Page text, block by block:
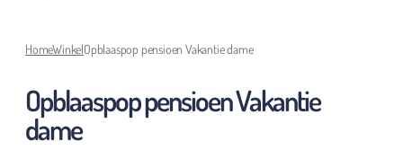
HomeWinkelOpblaaspop pensioen Vakantie dame
Opblaaspop pensioen Vakantie
dame